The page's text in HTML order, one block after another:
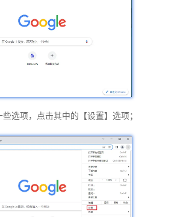
选项，点击其中的【设置】选项；